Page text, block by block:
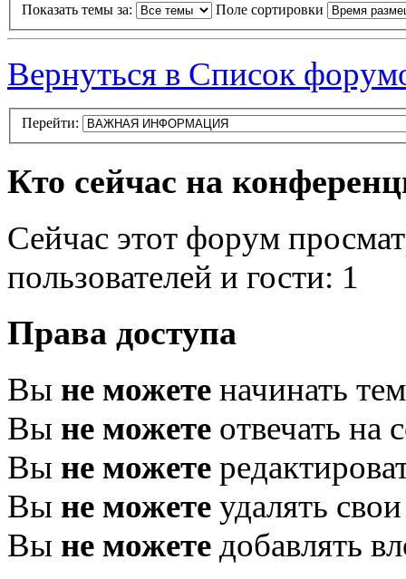
Показать темы за: Поле сортировки
Вернуться в Список
Перейти:
Кто сейчас на
Сейчас этот форум
пользователей и гости: 1
Права доступа
Вы не можете начинать
Вы не можете отвечать на
Вы не можете
Вы не можете удалять
Вы не можете добавлять